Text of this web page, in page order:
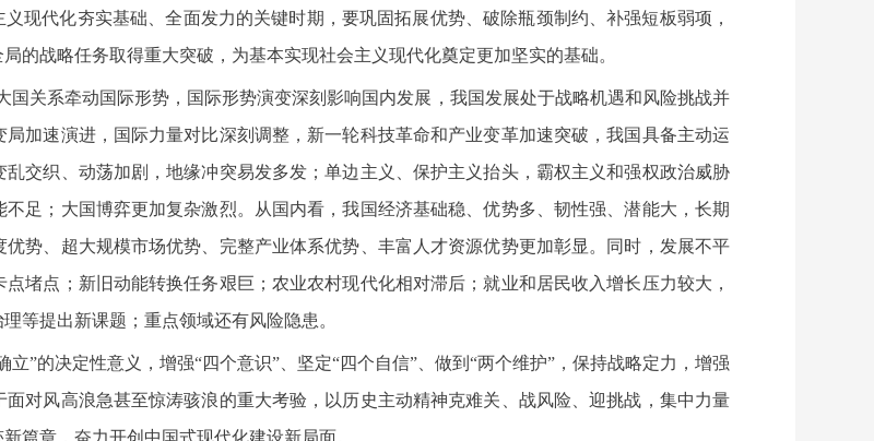
现代化夯实基础、全面发力的关键时期，要巩固拓展优势、破除瓶颈制约、补强短板弱项，
的战略任务取得重大突破，为基本实现社会主义现代化奠定更加坚实的基础。
国关系牵动国际形势，国际形势演变深刻影响国内发展，我国发展处于战略机遇和风险挑战并
加速演进，国际力量对比深刻调整，新一轮科技革命和产业变革加速突破，我国具备主动运
交织、动荡加剧，地缘冲突易发多发；单边主义、保护主义抬头，霸权主义和强权政治威胁
足；大国博弈更加复杂激烈。从国内看，我国经济基础稳、优势多、韧性强、潜能大，长期
势、超大规模市场优势、完整产业体系优势、丰富人才资源优势更加彰显。同时，发展不平
堵点；新旧动能转换任务艰巨；农业农村现代化相对滞后；就业和居民收入增长压力较大，
等提出新课题；重点领域还有风险隐患。
”的决定性意义，增强“四个意识”、坚定“四个自信”、做到“两个维护”，保持战略定力，增强
对风高浪急甚至惊涛骇浪的重大考验，以历史主动精神克难关、战风险、迎挑战，集中力量
篇章，奋力开创中国式现代化建设新局面。